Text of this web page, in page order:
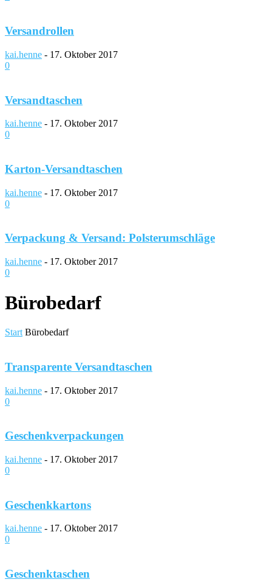
Versandrollen
kai.henne - 17. Oktober 2017
0
Versandtaschen
kai.henne - 17. Oktober 2017
0
Karton-Versandtaschen
kai.henne - 17. Oktober 2017
0
Verpackung & Versand: Polsterumschläge
kai.henne - 17. Oktober 2017
0
Bürobedarf
Start Bürobedarf
Transparente Versandtaschen
kai.henne - 17. Oktober 2017
0
Geschenkverpackungen
kai.henne - 17. Oktober 2017
0
Geschenkkartons
kai.henne - 17. Oktober 2017
0
Geschenktaschen